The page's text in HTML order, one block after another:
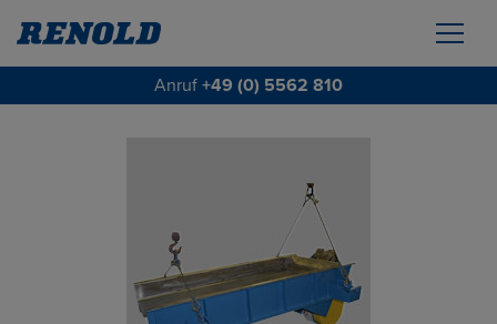
Anruf +49 (0) 5562 810